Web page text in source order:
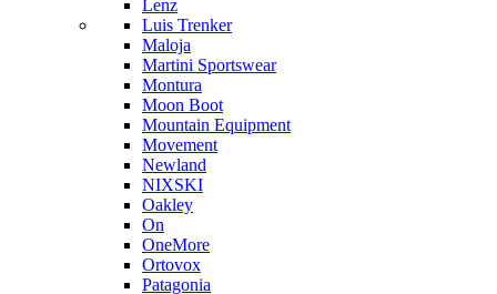
Lenz
Luis Trenker
Maloja
Martini Sportswear
Montura
Moon Boot
Mountain Equipment
Movement
Newland
NIXSKI
Oakley
On
OneMore
Ortovox
Patagonia